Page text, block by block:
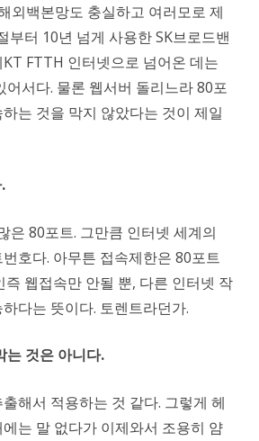
외백본망도 충실하고 여러모로 제
부터 10년 넘게 사용한 SK브로드밴
FTTH 인터넷으로 넘어온 데는
어서다. 물론 웹서버 돌리느라 80포
는 것을 막지 않았다는 것이 제일
은 80포트. 그만큼 인터넷 세계의
호다. 아무튼 접속제한은 80포트
즉 웹접속만 안될 뿐, 다른 인터넷 작
다는 뜻이다. 토렌트라던가.
는 것은 아니다.
해서 적용하는 것 같다. 그렇게 헤
는 말 없다가 이제와서 조용히 얌